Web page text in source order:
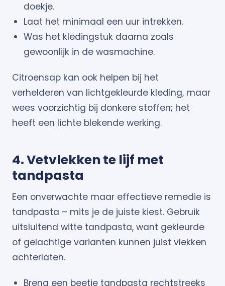
doekje.
Laat het minimaal een uur intrekken.
Was het kledingstuk daarna zoals
gewoonlijk in de wasmachine.
Citroensap kan ook helpen bij het
verhelderen van lichtgekleurde kleding, maar
wees voorzichtig bij donkere stoffen; het
heeft een lichte blekende werking.
4. Vetvlekken te lijf met
tandpasta
Een onverwachte maar effectieve remedie is
tandpasta – mits je de juiste kiest. Gebruik
uitsluitend witte tandpasta, want gekleurde
of gelachtige varianten kunnen juist vlekken
achterlaten.
Breng een beetje tandpasta rechtstreeks